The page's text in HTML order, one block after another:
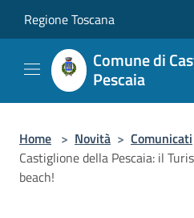
Regione Toscana
Comune di
Pescaia
Home > Novità > Comunicati
Castiglione della Pescaia: il
beach!